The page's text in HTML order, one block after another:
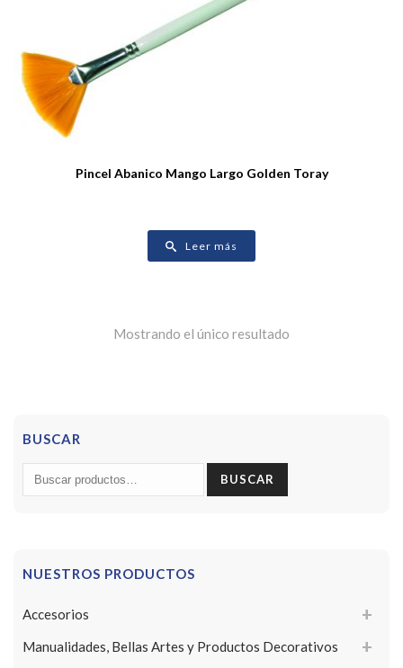
Pincel Abanico Mango Largo Golden Toray
Leer más
Mostrando el único resultado
BUSCAR
Buscar
por:
BUSCAR
NUESTROS PRODUCTOS
Accesorios
Manualidades, Bellas Artes y Productos Decorativos